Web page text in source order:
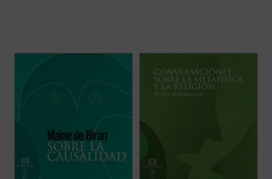
de nuestro espíritu o si no tiene más valor
de los seres, de las sustancias, no existe
realmente en sí; o, lo que viene a ser lo
mismo, no tenemos ningún ...
(ver ficha)
obra completa de Malebranche que se
publica en España. Publicada originalmente
en 1688, Conversaciones sobre la
constituye un